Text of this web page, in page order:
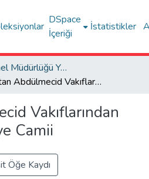
DSpace
İçeriği
İstatistikler
Vakıflar Genel Müdürlüğü Yayınları
Sultan Abdülmecid Vakıflarından Çırağan Mecidiye Camii
Vakıflarından
Camii
Öğe Kaydı